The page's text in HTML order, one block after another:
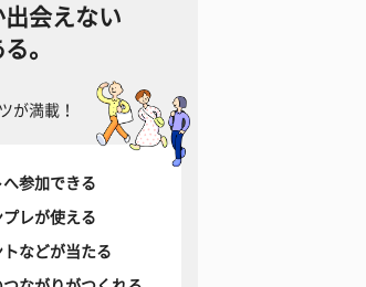
会えない
。
が満載！
参加できる
レが使える
などが当たる